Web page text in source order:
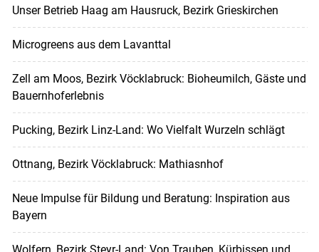
Unser Betrieb Haag am Hausruck, Bezirk Grieskirchen
Microgreens aus dem Lavanttal
Zell am Moos, Bezirk Vöcklabruck: Bioheumilch, Gäste und
Bauernhoferlebnis
Pucking, Bezirk Linz-Land: Wo Vielfalt Wurzeln schlägt
Ottnang, Bezirk Vöcklabruck: Mathiasnhof
Neue Impulse für Bildung und Beratung: Inspiration aus
Bayern